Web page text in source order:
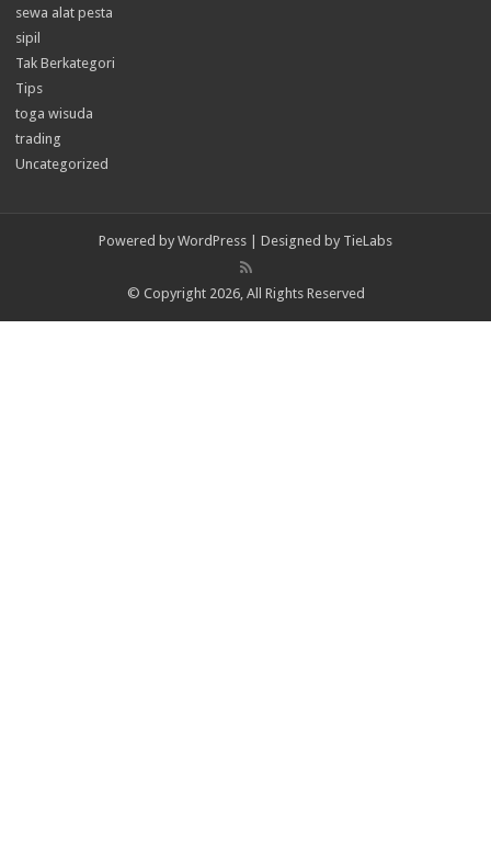
sewa alat pesta
sipil
Tak Berkategori
Tips
toga wisuda
trading
Uncategorized
Powered by WordPress | Designed by TieLabs
© Copyright 2026, All Rights Reserved